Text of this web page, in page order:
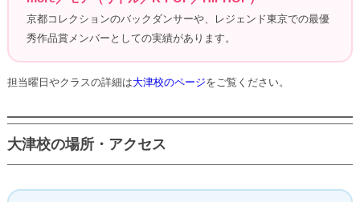
京都コレクションのバックダンサーや、レジェンド東京での最優
秀作品賞メンバーとしての実績があります。
担当曜日やクラスの詳細は大津校のページをご覧ください。
大津校の場所・アクセス